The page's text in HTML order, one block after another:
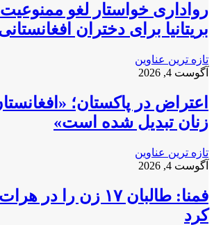
رواداری خواستار لغو
بریتانیا برای دختران
تازه ترین عناوین
آگوست 4, 2026
اعتراض در پاکستان؛
زنان تبدیل شده است»
تازه ترین عناوین
آگوست 4, 2026
فمنا: طالبان ۱۷ زن را
کرد